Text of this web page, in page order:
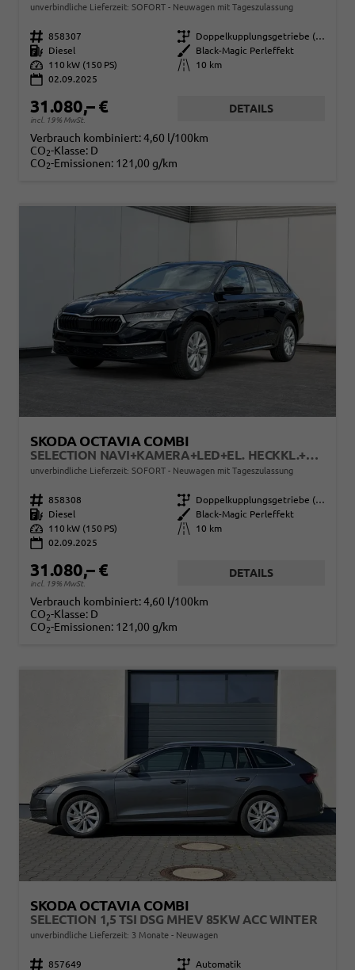
unverbindliche Lieferzeit: SOFORT Neuwagen mit Tageszulassung
Fahrzeugnr. 858307 Getriebe
Kraftstoff
Diesel Außenfarbe
Black-Magic Perleffekt
Leistung
110 kW (150 PS) Kilometerstand
10 km
02.09.2025
31.080,– €
incl. 19% MwSt.
DETAILS
Verbrauch kombiniert:4,60 l/100km
CO2-Klasse: D
CO2-Emissionen: 121,00 g/km
SKODA OCTAVIA COMBI
SELECTION NAVI+KAMERA+LED+EL. HECKKL.+SHZ
unverbindliche Lieferzeit: SOFORT Neuwagen mit Tageszulassung
Fahrzeugnr. 858308 Getriebe
Doppelkupplungsgetriebe (DSG)
Kraftstoff
Diesel Außenfarbe
Black-Magic Perleffekt
Leistung
110 kW (150 PS) Kilometerstand
10 km
02.09.2025
31.080,– €
incl. 19% MwSt.
DETAILS
Verbrauch kombiniert:4,60 l/100km
CO2-Klasse: D
CO2-Emissionen: 121,00 g/km
SKODA OCTAVIA COMBI
SELECTION 1,5 TSI DSG MHEV 85KW ACC WINTER
unverbindliche Lieferzeit: 3 Monate Neuwagen
Fahrzeugnr. 857649 Getriebe Automatik